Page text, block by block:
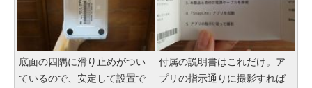
底面の四隅に滑り止めがつい
ているので、安定して設置で
付属の説明書はこれだけ。ア
プリの指示通りに撮影すれば